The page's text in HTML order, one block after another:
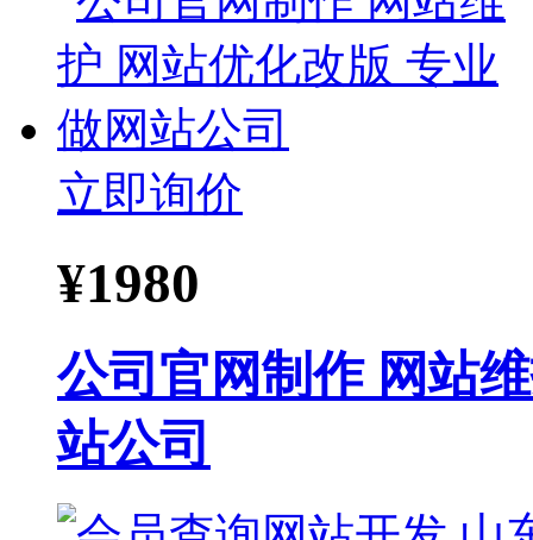
立即询价
¥1980
公司官网制作 网站
站公司